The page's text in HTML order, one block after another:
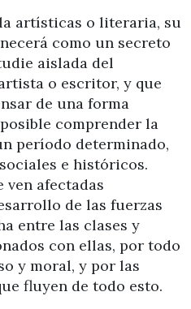
artísticas o literaria, su
como un secreto
aislada del
o escritor, y que
de una forma
comprender la
período determinado,
e históricos.
ven afectadas
de las fuerzas
entre las clases y
con ellas, por todo
y moral, y por las
fluyen de todo esto.